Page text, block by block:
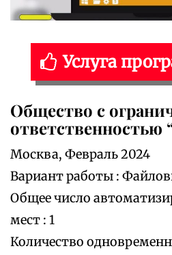
Услуга
Общество с
ответственностью
Москва, Февраль 2024
Вариант работы :
Общее число
мест : 1
Количество